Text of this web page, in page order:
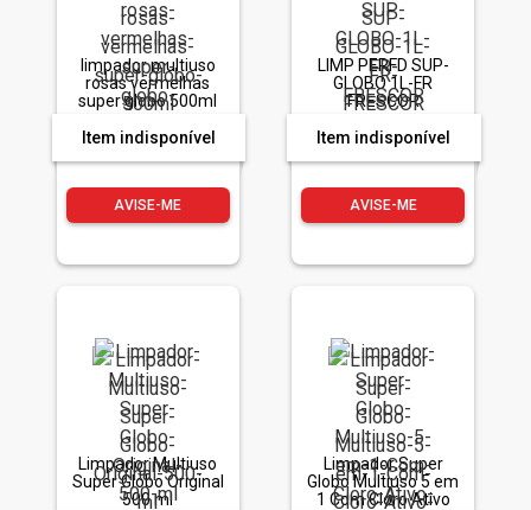
limpador multiuso
rosas vermelhas
super globo 500ml
Item indisponível
AVISE-ME
LIMP PERFD SUP-
GLOBO 1L-FR
FRESCOR
Item indisponível
AVISE-ME
Limpador Multiuso
Super Globo Original
500 ml
Limpador Super
Globo Multiuso 5 em
1 Com Cloro Ativo